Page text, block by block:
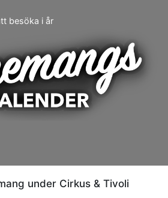
besöka i år
under Cirkus & Tivoli